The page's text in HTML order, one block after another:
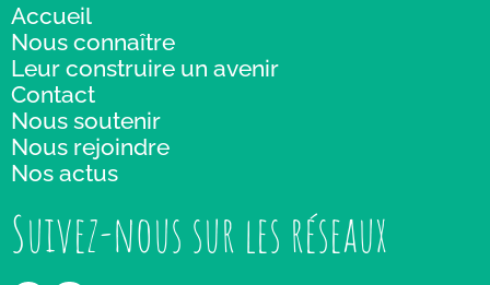
Accueil
Nous connaître
Leur construire un avenir
Contact
Nous soutenir
Nous rejoindre
Nos actus
Suivez-nous sur les réseaux